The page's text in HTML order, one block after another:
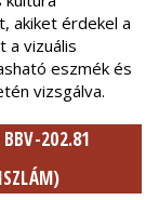
akiket érdekel a
a vizuális
eszmék és
vizsgálva.
202.81